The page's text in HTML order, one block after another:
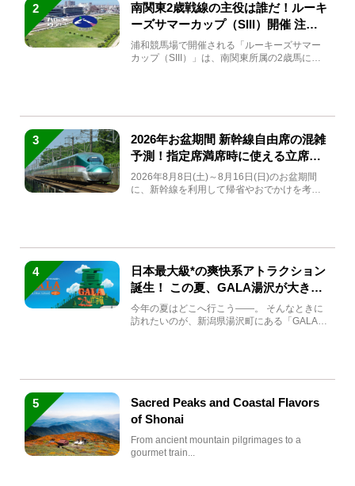
2
南関東2歳戦線の主役は誰だ！ルーキ
ーズサマーカップ（SIII）開催 注目
馬と見どころをチェック
浦和競馬場で開催される「ルーキーズサマー
カップ（SIII）」は、南関東所属の2歳馬によ
3
2026年お盆期間 新幹線自由席の混雑
予測！指定席満席時に使える立席特
急券も解説
2026年8月8日(土)～8月16日(日)のお盆期間
に、新幹線を利用して帰省やおでかけを考え
4
日本最大級*の爽快系アトラクション
誕生！ この夏、GALA湯沢が大きく
生まれ変わる
今年の夏はどこへ行こう――。 そんなときに
訪れたいのが、新潟県湯沢町にある「GALA湯
5
Sacred Peaks and Coastal Flavors
of Shonai
From ancient mountain pilgrimages to a
gourmet train...